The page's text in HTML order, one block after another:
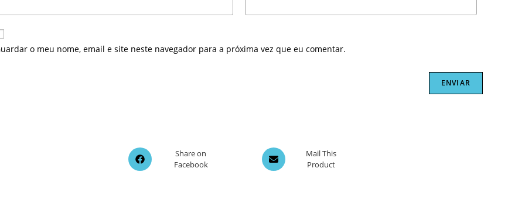
o meu nome, email e site neste navegador para a próxima vez que eu comentar.
Opens
in
Share on
Facebook
Opens
in
Mail This
Product